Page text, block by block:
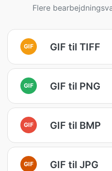
Flere
GIF GIF til TIFF
GIF GIF til PNG
GIF GIF til BMP
GIF GIF til JPG